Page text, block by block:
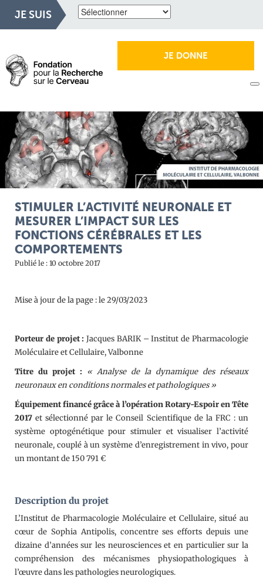
JE SUIS
JE DONNE
STIMULER L’ACTIVITÉ NEURONALE ET
MESURER L’IMPACT SUR LES
FONCTIONS CÉRÉBRALES ET LES
COMPORTEMENTS
Publié le : 10 octobre 2017
Mise à jour de la page : le 29/03/2023
Porteur de projet :Jacques BARIK – Institut de Pharmacologie
Moléculaire et Cellulaire, Valbonne
Titre du projet : « Analyse de la dynamique des réseaux
neuronaux en conditions normales et pathologiques »
Équipement financé grâce à l’opération Rotary-Espoir en Tête
2017 et sélectionné par le Conseil Scientifique de la FRC : un
système optogénétique pour stimuler et visualiser l’activité
neuronale, couplé à un système d’enregistrement in vivo, pour
un montant de 150 791 €
Description du projet
L’Institut de Pharmacologie Moléculaire et Cellulaire, situé au
cœur de Sophia Antipolis, concentre ses efforts depuis une
dizaine d’années sur les neurosciences et en particulier sur la
compréhension des mécanismes physiopathologiques à
l’œuvre dans les pathologies neurologiques.